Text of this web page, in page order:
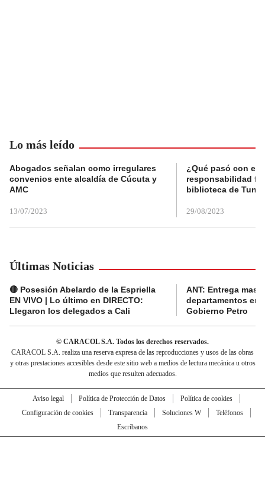
Lo más leído
Abogados señalan como irregulares
convenios ente alcaldía de Cúcuta y
AMC
13/07/2023
¿Qué pasó con el
responsabilidad
biblioteca de
29/08/2023
Últimas Noticias
🔴 Posesión Abelardo de la Espriella
EN VIVO | Lo último en DIRECTO:
Llegaron los delegados a Cali
ANT: Entrega
departamentos en
Gobierno Petro
© CARACOL S.A. Todos los derechos reservados.
CARACOL S.A. realiza una reserva expresa de las reproducciones y usos de las obras
y otras prestaciones accesibles desde este sitio web a medios de lectura mecánica u otros
medios que resulten adecuados.
Aviso legal Política de Protección de Datos
Política de cookies
Configuración de cookies
Transparencia Soluciones W
Teléfonos
Escríbanos